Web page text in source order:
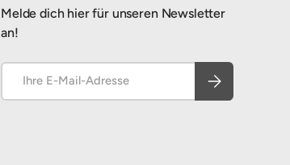
Melde dich hier für unseren Newsletter
an!
Abonnieren